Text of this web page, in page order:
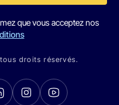
que vous acceptez nos
droits réservés.